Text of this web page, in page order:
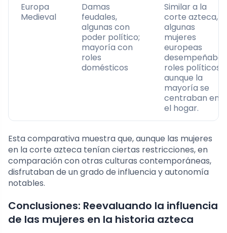
Europa
Medieval
Damas
feudales,
algunas con
poder político;
mayoría con
roles
domésticos
Similar a la
corte azteca,
algunas
mujeres
europeas
roles políticos,
aunque la
mayoría se
centraban en
el hogar.
Esta comparativa muestra que, aunque las mujeres
en la corte azteca tenían ciertas restricciones, en
comparación con otras culturas contemporáneas,
disfrutaban de un grado de influencia y autonomía
notables.
Conclusiones: Reevaluando la influencia
de las mujeres en la historia azteca